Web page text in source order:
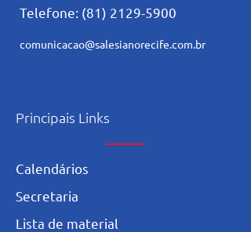
Telefone: (81) 2129-5900
comunicacao@salesianorecife.com.br
Principais Links
Calendários
Secretaria
L ista de material